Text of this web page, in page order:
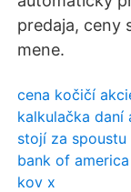
predaja, ceny
mene.
cena kočičí
kalkulačka
stojí za spoustu
bank of
kov x